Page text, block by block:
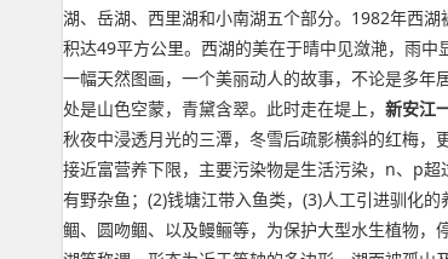
湖、岳湖、西里湖和小南湖五个部分。1982年西
积达49平方公里。西湖的美在于晴中见潋滟，雨中
一幅天然图画，一个美丽动人的故事，不论是多
处是山色空蒙，青黛含翠。此时走在堤上， 新安江
秋夜中浸透月光的三潭，冬雪后疏影横斜的红梅
接近富营养下限，主要污染物是生活污染，n、p
有野杂鱼；(2)钱塘江带入鱼类，(3)人工引进驯化
鲴、圆吻鲴、以及鳗鲡等，为保护大型水生植物